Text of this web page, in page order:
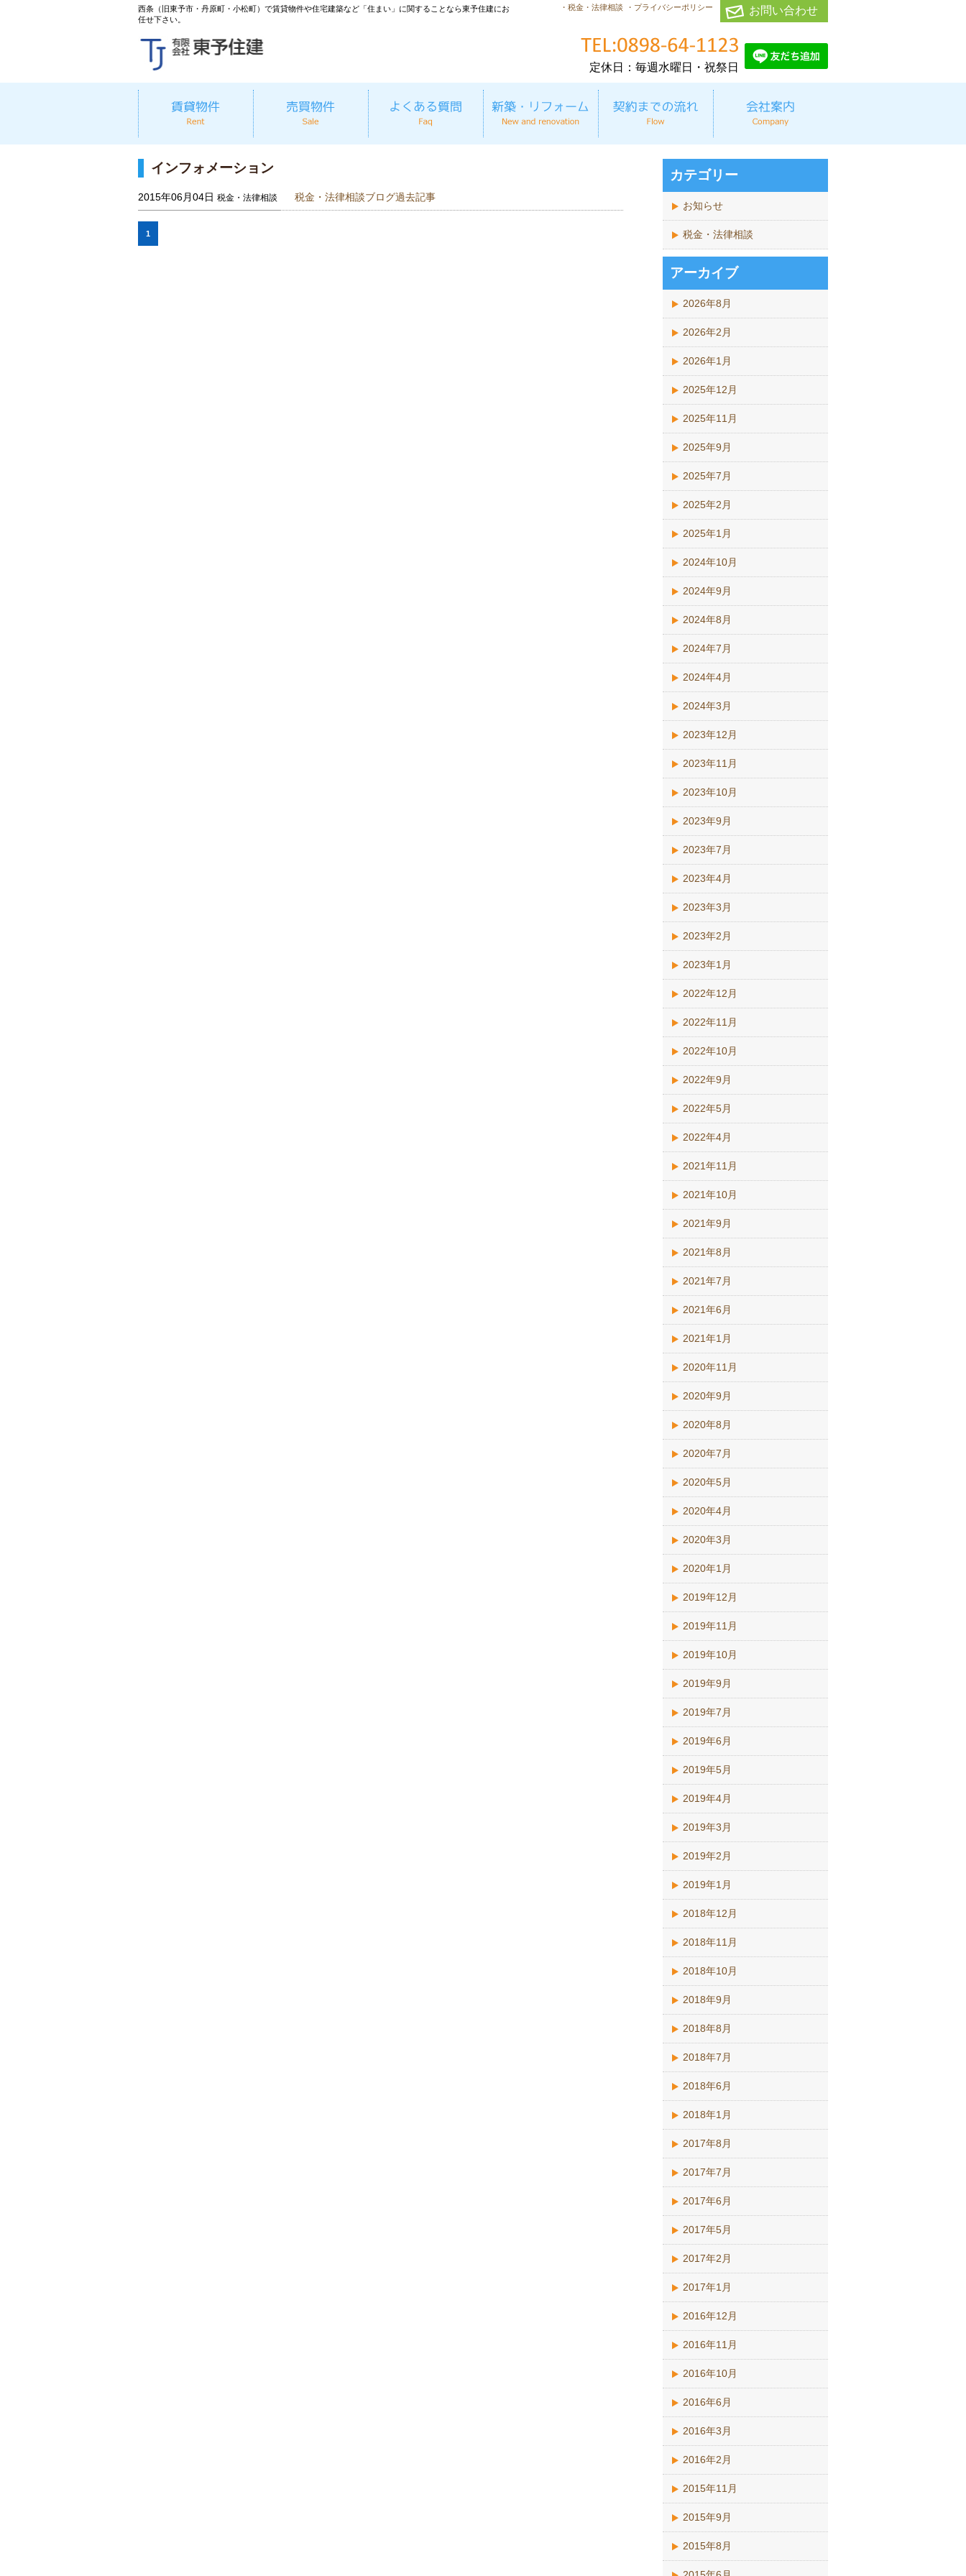
西条（旧東予市・丹原町・小松町）で賃貸物件や住宅建築など「住まい」に関することなら東予住建にお
任せ下さい。
・税金・法律相談 ・プライバシーポリシー お問い合わせ
定休日：毎週水曜日・祝祭日
インフォメーション
2015年06月04日 税金・法律相談 税金・法律相談ブログ過去記事
1
カテゴリー
お知らせ
税金・法律相談
アーカイブ
2026年8月
2026年2月
2026年1月
2025年12月
2025年11月
2025年9月
2025年7月
2025年2月
2025年1月
2024年10月
2024年9月
2024年8月
2024年7月
2024年4月
2024年3月
2023年12月
2023年11月
2023年10月
2023年9月
2023年7月
2023年4月
2023年3月
2023年2月
2023年1月
2022年12月
2022年11月
2022年10月
2022年9月
2022年5月
2022年4月
2021年11月
2021年10月
2021年9月
2021年8月
2021年7月
2021年6月
2021年1月
2020年11月
2020年9月
2020年8月
2020年7月
2020年5月
2020年4月
2020年3月
2020年1月
2019年12月
2019年11月
2019年10月
2019年9月
2019年7月
2019年6月
2019年5月
2019年4月
2019年3月
2019年2月
2019年1月
2018年12月
2018年11月
2018年10月
2018年9月
2018年8月
2018年7月
2018年6月
2018年1月
2017年8月
2017年7月
2017年6月
2017年5月
2017年2月
2017年1月
2016年12月
2016年11月
2016年10月
2016年6月
2016年3月
2016年2月
2015年11月
2015年9月
2015年8月